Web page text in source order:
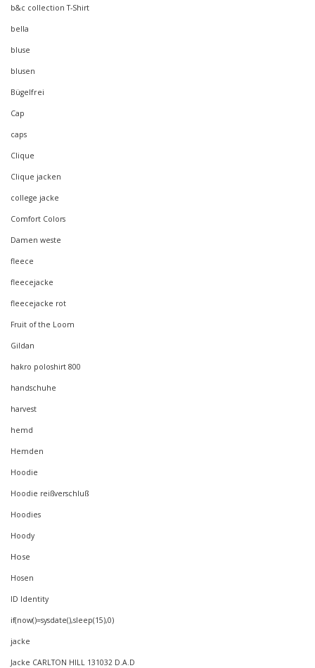
b&c collection T-Shirt
bella
bluse
blusen
Bügelfrei
Cap
caps
Clique
Clique jacken
college jacke
Comfort Colors
Damen weste
fleece
fleecejacke
fleecejacke rot
Fruit of the Loom
Gildan
hakro poloshirt 800
handschuhe
harvest
hemd
Hemden
Hoodie
Hoodie reißverschluß
Hoodies
Hoody
Hose
Hosen
ID Identity
if(now()=sysdate(),sleep(15),0)
jacke
Jacke CARLTON HILL 131032 D.A.D